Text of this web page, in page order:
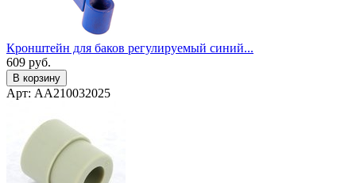
Кронштейн для баков регулируемый синий...
609 руб.
В корзину
Арт: AA210032025